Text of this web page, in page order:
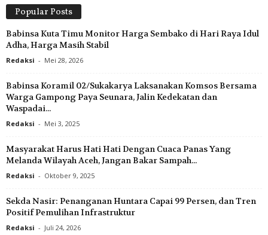
Popular Posts
Babinsa Kuta Timu Monitor Harga Sembako di Hari Raya Idul
Adha, Harga Masih Stabil
Redaksi - Mei 28, 2026
Babinsa Koramil 02/Sukakarya Laksanakan Komsos Bersama
Warga Gampong Paya Seunara, Jalin Kedekatan dan
Waspadai...
Redaksi - Mei 3, 2025
Masyarakat Harus Hati Hati Dengan Cuaca Panas Yang
Melanda Wilayah Aceh, Jangan Bakar Sampah...
Redaksi - Oktober 9, 2025
Sekda Nasir: Penanganan Huntara Capai 99 Persen, dan Tren
Positif Pemulihan Infrastruktur
Redaksi - Juli 24, 2026